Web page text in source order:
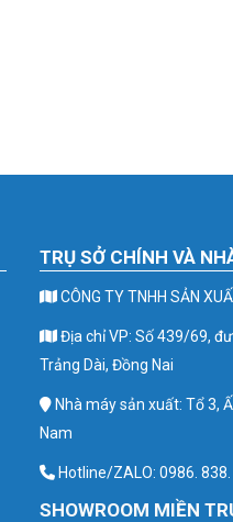
TRỤ SỞ CHÍNH VÀ
CÔNG TY TNHH SẢN
Địa chỉ VP: Số 439/69,
Trảng Dài, Đồng Nai
Nhà máy sản xuất: Tổ 3,
Nam
Hotline/ZALO: 0986.
SHOWROOM MIỀN